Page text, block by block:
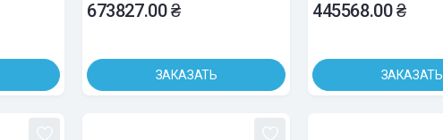
673827.00 ₴
ЗАКАЗАТЬ
445568.00 ₴
ЗАКАЗАТЬ